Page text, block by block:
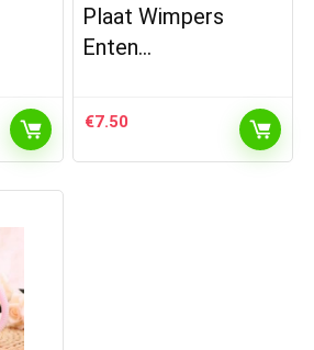
Plaat Wimpers
Enten…
€7.50